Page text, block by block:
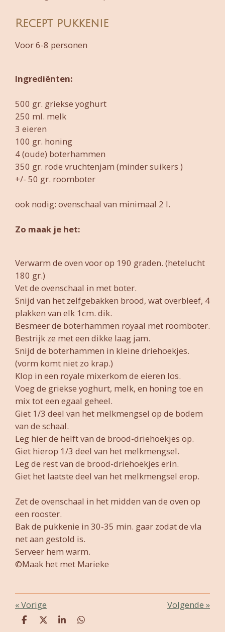
Recept pukkenie
Voor 6-8 personen
Ingrediënten:
500 gr. griekse yoghurt
250 ml. melk
3 eieren
100 gr. honing
4 (oude) boterhammen
350 gr. rode vruchtenjam (minder suikers )
+/- 50 gr. roomboter
ook nodig: ovenschaal van minimaal 2 l.
Zo maak je het:
Verwarm de oven voor op 190 graden. (hetelucht
180 gr.)
Vet de ovenschaal in met boter.
Snijd van het zelfgebakken brood, wat overbleef, 4
plakken van elk 1cm. dik.
Besmeer de boterhammen royaal met roomboter.
Bestrijk ze met een dikke laag jam.
Snijd de boterhammen in kleine driehoekjes.
(vorm komt niet zo krap.)
Klop in een royale mixerkom de eieren los.
Voeg de griekse yoghurt, melk, en honing toe en
mix tot een egaal geheel.
Giet 1/3 deel van het melkmengsel op de bodem
van de schaal.
Leg hier de helft van de brood-driehoekjes op.
Giet hierop 1/3 deel van het melkmengsel.
Leg de rest van de brood-driehoekjes erin.
Giet het laatste deel van het melkmengsel erop.
Zet de ovenschaal in het midden van de oven op
een rooster.
Bak de pukkenie in 30-35 min. gaar zodat de vla
net aan gestold is.
Serveer hem warm.
©Maak het met Marieke
«Vorige Volgende »
D
D
S
D